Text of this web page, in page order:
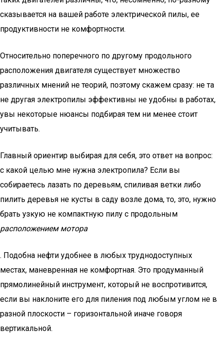
сказывается на вашей работе электрической пилы, ее
продуктивности не комфортности.
Относительно поперечного по другому продольного
расположения двигателя существует множество
различных мнений не теорий, поэтому скажем сразу: не та
не другая электропилы эффективны не удобны в работах,
увы некоторые нюансы подбирая тем ни менее стоит
учитывать.
Главный ориентир выбирая для себя, это ответ на вопрос:
с какой целью мне нужна электропила? Если вы
собираетесь лазать по деревьям, спиливая ветки либо
пилить деревья не кусты в саду возле дома, то, это, нужно
брать узкую не компактную пилу с продольным
расположением мотора
. Подобна нефти удобнее в любых труднодоступных
местах, маневренная не комфортная. Это продуманный
прямолинейный инструмент, который не воспротивится,
если вы наклоните его для пиления под любым углом не в
разной плоскости – горизонтальной иначе говоря
вертикальной.